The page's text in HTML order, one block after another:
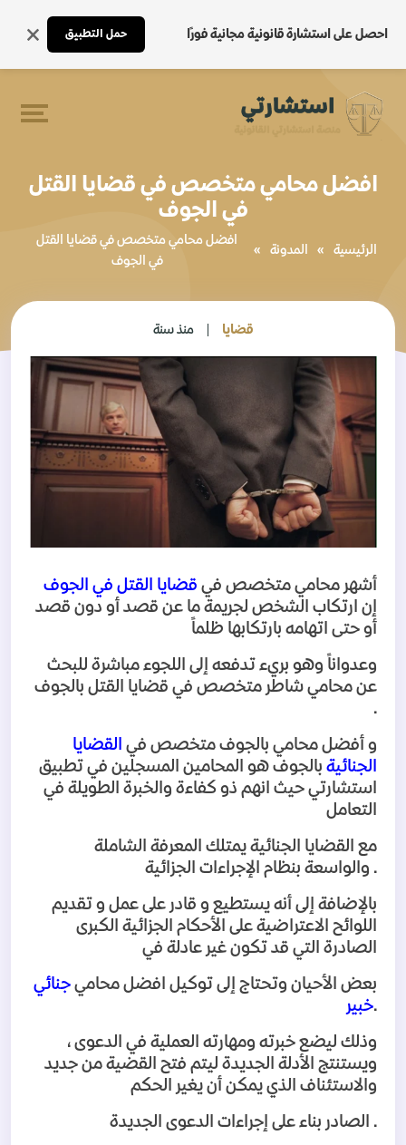
احصل على استشارة قانونية مجانية فورًا حمل التطبيق
افضل محامي متخصص في قضايا القتل
في الجوف
الرئيسية » المدونة »
افضل محامي متخصص في قضايا القتل
في الجوف
قضايا منذ سنة
أشهر محامي متخصص في قضايا القتل في الجوف
إن ارتكاب الشخص لجريمة ما عن قصد أو دون قصد
أو حتى اتهامه بارتكابها ظلماً
وعدواناً وهو بريء تدفعه إلى اللجوء مباشرة للبحث
عن محامي شاطر متخصص في قضايا القتل بالجوف
.
و أفضل محامي بالجوف متخصص في القضايا
الجنائية بالجوف هو المحامين المسجلين في تطبيق
استشارتي حيث انهم ذو كفاءة والخبرة الطويلة في
التعامل
مع القضايا الجنائية يمتلك المعرفة الشاملة
والواسعة بنظام الإجراءات الجزائية .
بالإضافة إلى أنه يستطيع و قادر على عمل و تقديم
اللوائح الاعتراضية على الأحكام الجزائية الكبرى
الصادرة التي قد تكون غير عادلة في
بعض الأحيان وتحتاج إلى توكيل افضل محامي جنائي
خبير.
وذلك ليضع خبرته ومهارته العملية في الدعوى ،
ويستنتج الأدلة الجديدة ليتم فتح القضية من جديد
والاستئناف الذي يمكن أن يغير الحكم
الصادر بناء على إجراءات الدعوى الجديدة .